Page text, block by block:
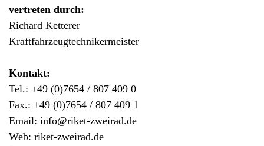
vertreten durch:
Richard Ketterer
Kraftfahrzeugtechnikermeister
Kontakt:
Tel.: +49 (0)7654 / 807 409 0
Fax.: +49 (0)7654 / 807 409 1
Email: info@riket-zweirad.de
Web: riket-zweirad.de